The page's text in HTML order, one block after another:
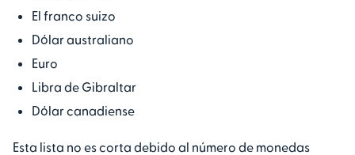
El franco suizo
Dólar australiano
Euro
Libra de Gibraltar
Dólar canadiense
Esta lista no es corta debido al número de monedas